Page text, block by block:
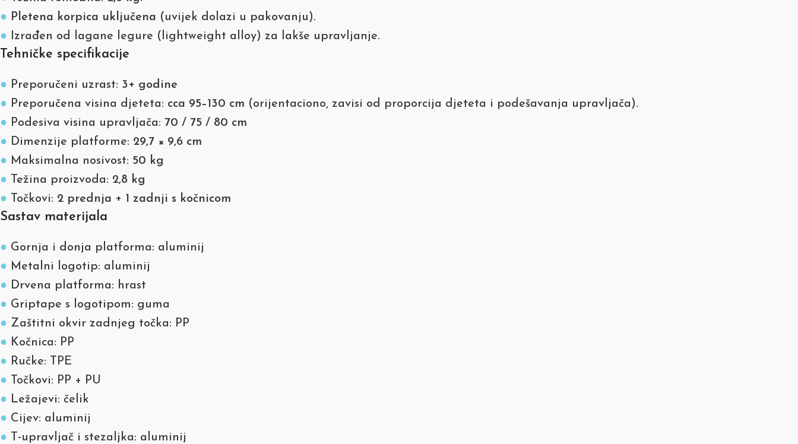
● Pletena korpica uključena (uvijek dolazi u pakovanju).
● Izrađen od lagane legure (lightweight alloy) za lakše upravljanje.
Tehničke specifikacije
● Preporučeni uzrast: 3+ godine
● Preporučena visina djeteta: cca 95–130 cm (orijentaciono, zavisi od proporcija djeteta i podešavanja upravljača).
● Podesiva visina upravljača: 70 / 75 / 80 cm
● Dimenzije platforme: 29,7 × 9,6 cm
● Maksimalna nosivost: 50 kg
● Težina proizvoda: 2,8 kg
● Točkovi: 2 prednja + 1 zadnji s kočnicom
Sastav materijala
● Gornja i donja platforma: aluminij
● Metalni logotip: aluminij
● Drvena platforma: hrast
● Griptape s logotipom: guma
● Zaštitni okvir zadnjeg točka: PP
● Kočnica: PP
● Ručke: TPE
● Točkovi: PP + PU
● Ležajevi: čelik
● Cijev: aluminij
● T-upravljač i stezaljka: aluminij